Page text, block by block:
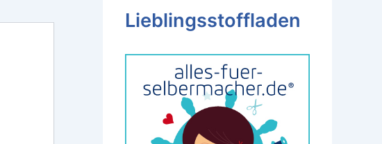
Lieblingsstoffladen